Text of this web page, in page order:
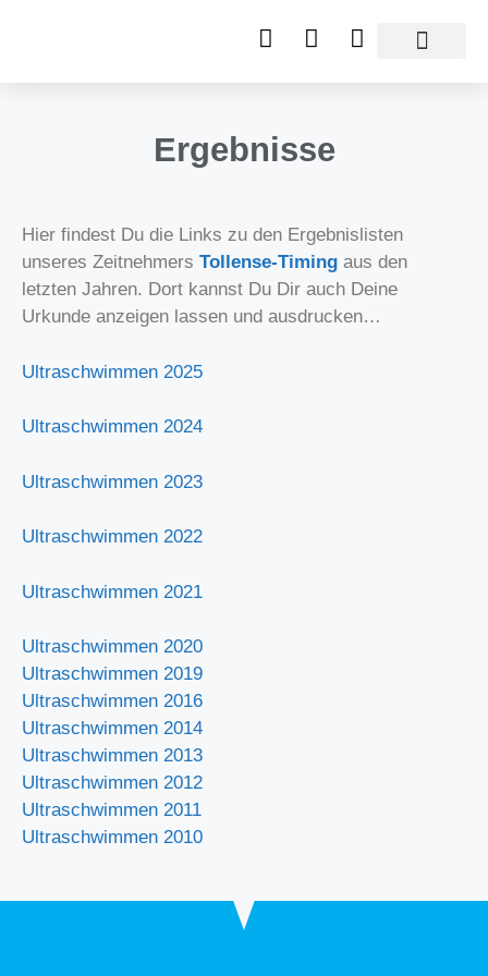
Ergebnisse
Hier findest Du die Links zu den Ergebnislisten
unseres Zeitnehmers Tollense-Timing aus den
letzten Jahren. Dort kannst Du Dir auch Deine
Urkunde anzeigen lassen und ausdrucken…
Ultraschwimmen 2025
Ultraschwimmen 2024
Ultraschwimmen 2023
Ultraschwimmen 2022
Ultraschwimmen 2021
Ultraschwimmen 2020
Ultraschwimmen 2019
Ultraschwimmen 2016
Ultraschwimmen 2014
Ultraschwimmen 2013
Ultraschwimmen 2012
Ultraschwimmen 2011
Ultraschwimmen 2010